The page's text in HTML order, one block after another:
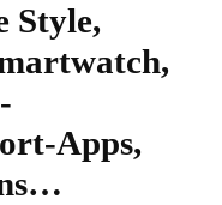
Style,
Apps,